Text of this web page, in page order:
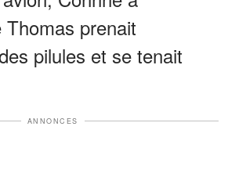
prenait
pilules et se tenait
ANNONCES